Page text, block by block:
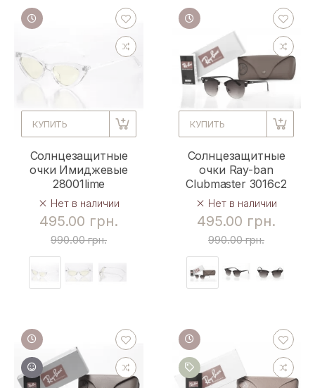
КУПИТЬ
Солнцезащитные
очки Имиджевые
28001lime
Нет в наличии
495.00 грн.
990.00 грн.
КУПИТЬ
Солнцезащитные
очки Ray-ban
Clubmaster 3016c2
Нет в наличии
495.00 грн.
990.00 грн.